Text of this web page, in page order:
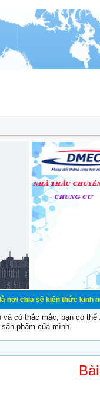
kiến thức kinh nghiệm
và có thắc mắc, bạn có
phẩm của mình.